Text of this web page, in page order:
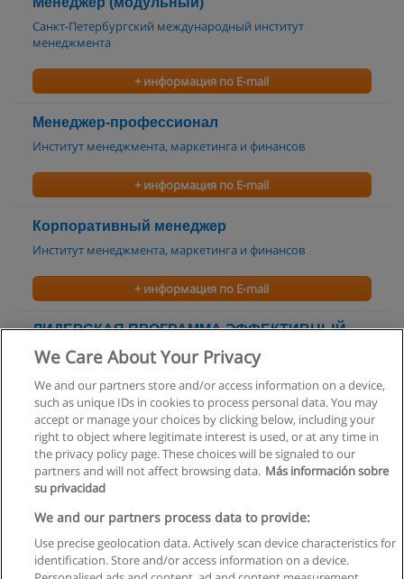
Санкт-Петербургский международный институт
менеджмента
+ информация по E-mail
Менеджер-профессионал
Институт менеджмента, маркетинга и финансов
+ информация по E-mail
Корпоративный менеджер
Институт менеджмента, маркетинга и финансов
+ информация по E-mail
ЛИДЕРСКАЯ ПРОГРАММА ЭФФЕКТИВНЫЙ
РУКОВОДИТЕЛЬ
Урало-Сибирский Институт Бизнеса (USIB)
+ информация по E-mail
Правила пользования
Конфиденциальность информации
We Care About Your Privacy
We and our partners store and/or access information on a device,
such as unique IDs in cookies to process personal data. You may
accept or manage your choices by clicking below, including your
right to object where legitimate interest is used, or at any time in
the privacy policy page. These choices will be signaled to our
partners and will not affect browsing data. Más información sobre
su privacidad
We and our partners process data to provide:
Use precise geolocation data. Actively scan device characteristics for
identification. Store and/or access information on a device.